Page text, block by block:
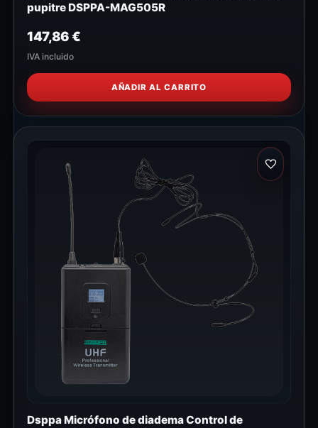
pupitre DSPPA-MAG505R
147,86€
IVA incluido
AÑADIR AL CARRITO
Dsppa Micrófono de diadema Control de